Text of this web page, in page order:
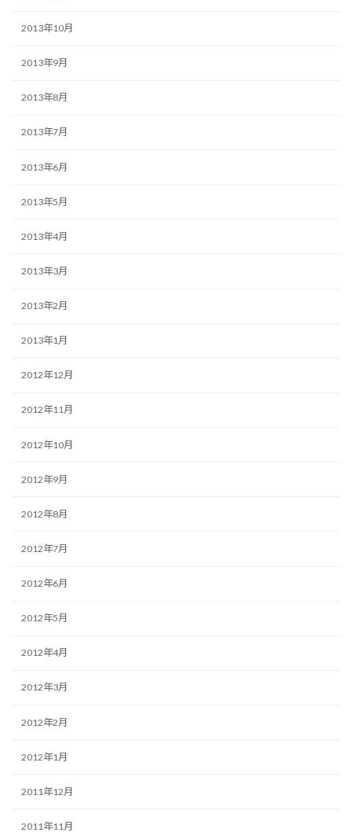
2013年10月
2013年9月
2013年8月
2013年7月
2013年6月
2013年5月
2013年4月
2013年3月
2013年2月
2013年1月
2012年12月
2012年11月
2012年10月
2012年9月
2012年8月
2012年7月
2012年6月
2012年5月
2012年4月
2012年3月
2012年2月
2012年1月
2011年12月
2011年11月